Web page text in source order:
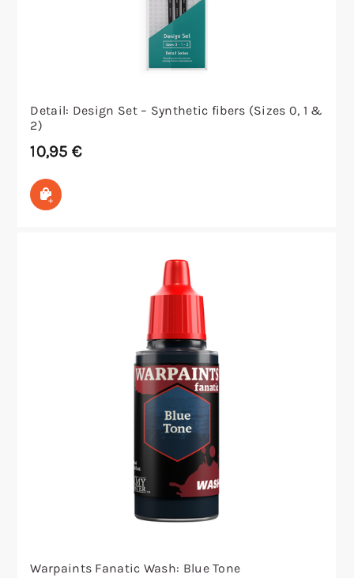
Detail: Design Set – Synthetic fibers (Sizes 0, 1 &
2)
10,95€
In den Warenkorb
Warpaints Fanatic Wash: Blue Tone